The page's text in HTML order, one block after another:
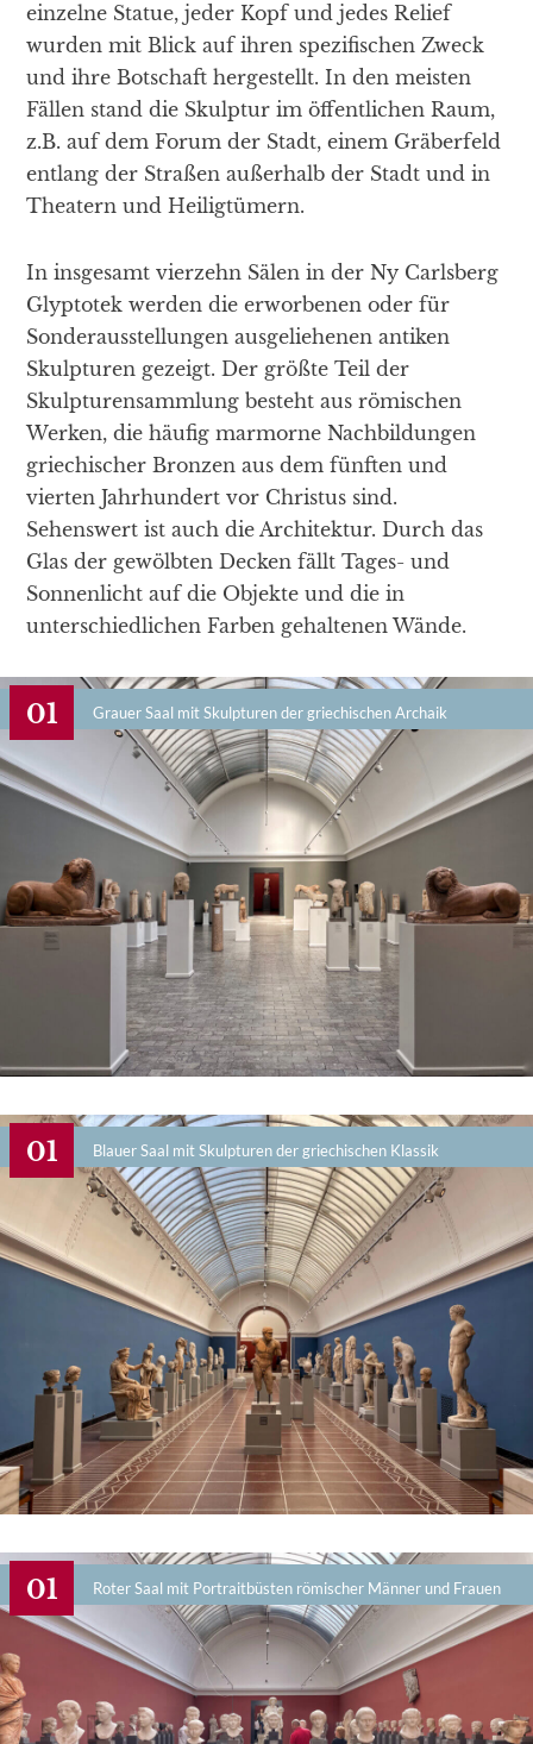
einzelne Statue, jeder Kopf und jedes Relief
wurden mit Blick auf ihren spezifischen Zweck
und ihre Botschaft hergestellt. In den meisten
Fällen stand die Skulptur im öffentlichen Raum,
z.B. auf dem Forum der Stadt, einem Gräberfeld
entlang der Straßen außerhalb der Stadt und in
Theatern und Heiligtümern.
In insgesamt vierzehn Sälen in der Ny Carlsberg
Glyptotek werden die erworbenen oder für
Sonderausstellungen ausgeliehenen antiken
Skulpturen gezeigt. Der größte Teil der
Skulpturensammlung besteht aus römischen
Werken, die häufig marmorne Nachbildungen
griechischer Bronzen aus dem fünften und
vierten Jahrhundert vor Christus sind.
Sehenswert ist auch die Architektur. Durch das
Glas der gewölbten Decken fällt Tages- und
Sonnenlicht auf die Objekte und die in
unterschiedlichen Farben gehaltenen Wände.
Grauer Saal mit Skulpturen der griechischen Archaik
Blauer Saal mit Skulpturen der griechischen Klassik
Roter Saal mit Portraitbüsten römischer Männer und Frauen